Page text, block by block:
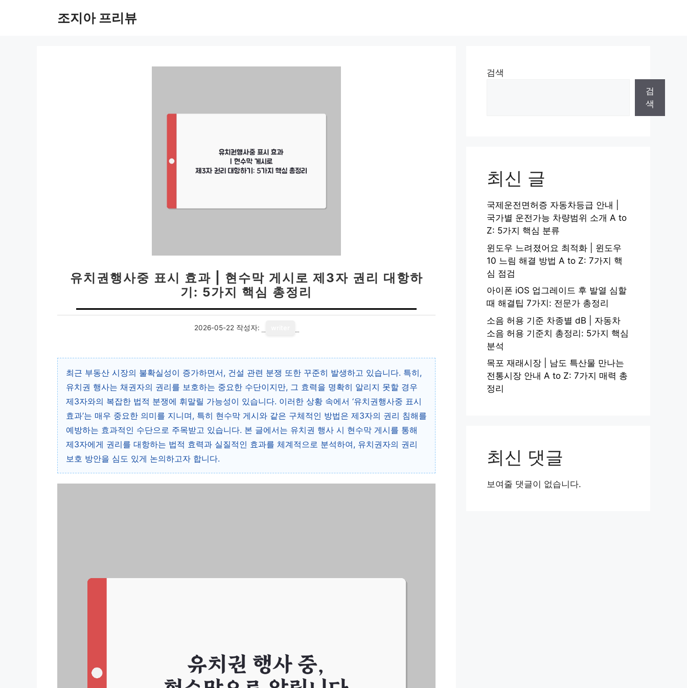
조지아 프리뷰
유치권행사중 표시 효과 | 현수막 게시로 제3자 권리 대항하
기: 5가지 핵심 총정리
2026-05-22 작성자:
최근 부동산 시장의 불확실성이 증가하면서, 건설 관련 분쟁 또한 꾸준히 발생하고 있습니다. 특히,
유치권 행사는 채권자의 권리를 보호하는 중요한 수단이지만, 그 효력을 명확히 알리지 못할 경우
제3자와의 복잡한 법적 분쟁에 휘말릴 가능성이 있습니다. 이러한 상황 속에서 ‘유치권행사중 표시
효과’는 매우 중요한 의미를 지니며, 특히 현수막 게시와 같은 구체적인 방법은 제3자의 권리 침해를
예방하는 효과적인 수단으로 주목받고 있습니다. 본 글에서는 유치권 행사 시 현수막 게시를 통해
제3자에게 권리를 대항하는 법적 효력과 실질적인 효과를 체계적으로 분석하여, 유치권자의 권리
보호 방안을 심도 있게 논의하고자 합니다.
검색
검
색
최신 글
국제운전면허증 자동차등급 안내 |
국가별 운전가능 차량범위 소개 A to
Z: 5가지 핵심 분류
윈도우 느려졌어요 최적화 | 윈도우
10 느림 해결 방법 A to Z: 7가지 핵
심 점검
아이폰 iOS 업그레이드 후 발열 심할
때 해결팁 7가지: 전문가 총정리
소음 허용 기준 차종별 dB | 자동차
소음 허용 기준치 총정리: 5가지 핵심
분석
목포 재래시장 | 남도 특산물 만나는
전통시장 안내 A to Z: 7가지 매력 총
정리
최신 댓글
보여줄 댓글이 없습니다.